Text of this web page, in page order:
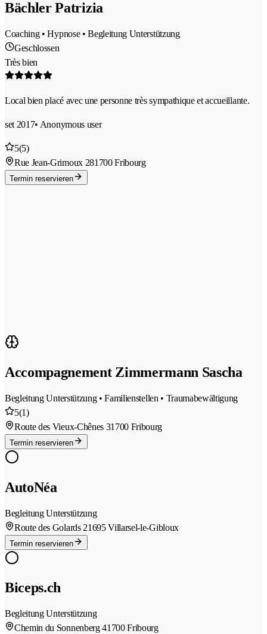
Bächler Patrizia
Coaching • Hypnose • Begleitung Unterstützung
Geschlossen
Très bien
Local bien placé avec une personne très sympathique et accueillante.
set 2017• Anonymous user
5(5)
Rue Jean-Grimoux 281700 Fribourg
Termin reservieren
Accompagnement Zimmermann Sascha
Begleitung Unterstützung • Familienstellen • Traumabewältigung
5(1)
Route des Vieux-Chênes 31700 Fribourg
Termin reservieren
AutoNéa
Begleitung Unterstützung
Route des Golards 21695 Villarsel-le-Gibloux
Termin reservieren
Biceps.ch
Begleitung Unterstützung
Chemin du Sonnenberg 41700 Fribourg